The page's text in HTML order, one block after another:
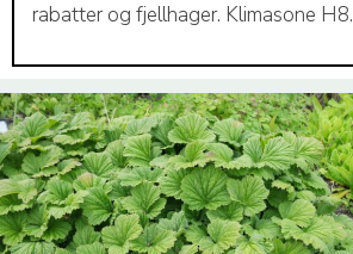
rabatter og fjellhager. Klimasone H8.